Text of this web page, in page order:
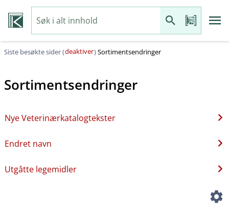
Siste besøkte sider (deaktiver)Sortimentsendringer
Sortimentsendringer
Nye Veterinærkatalogtekster
Endret navn
Utgåtte legemidler